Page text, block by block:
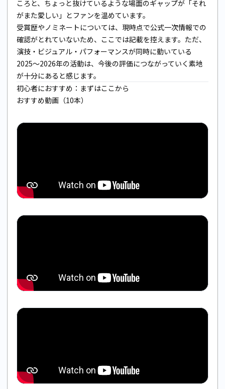
ころと、ちょっと抜けているような場面のギャップが「それ
がまた愛しい」とファンを温めています。
受賞歴やノミネートについては、現時点で公式一次情報での
確認がとれていないため、ここでは記載を控えます。ただ、
演技・ビジュアル・パフォーマンスが同時に動いている
2025〜2026年の活動は、今後の評価につながっていく素地
が十分にあると感じます。
初心者におすすめ：まずはここから
おすすめ動画（10本）